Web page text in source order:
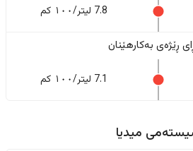
7.8 لیتر/١٠٠ کم
ڕێژەى بەکارهێنان
7.1 لیتر/١٠٠ کم
میدیا